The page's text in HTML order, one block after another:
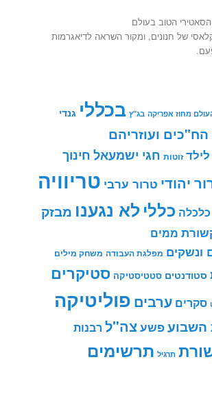
הסאטירי הטוב בעולם
של חנונים, ומקור השראה לדיאגרמות
מחוז אפריקה בג"ץ בכללי גנדי
הח"כים ועוזריהם
זוטות חגי ישמעאל חינוך
יהודי טרור ערבי טריוויה
כלכלה כללי לא נגענו מבזק
ממים
ונשקים מפלגת העבודה משחק מילים
סטודנטים סטטיסטיקה סטיקרים
סקרים ערבים פוליטיקה
פשעצה"ל רבנות
תרגיל תרשימים